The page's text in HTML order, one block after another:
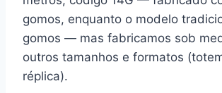
gomos, enquanto o modelo
gomos — mas fabricamos sob
outros tamanhos e formatos
réplica).